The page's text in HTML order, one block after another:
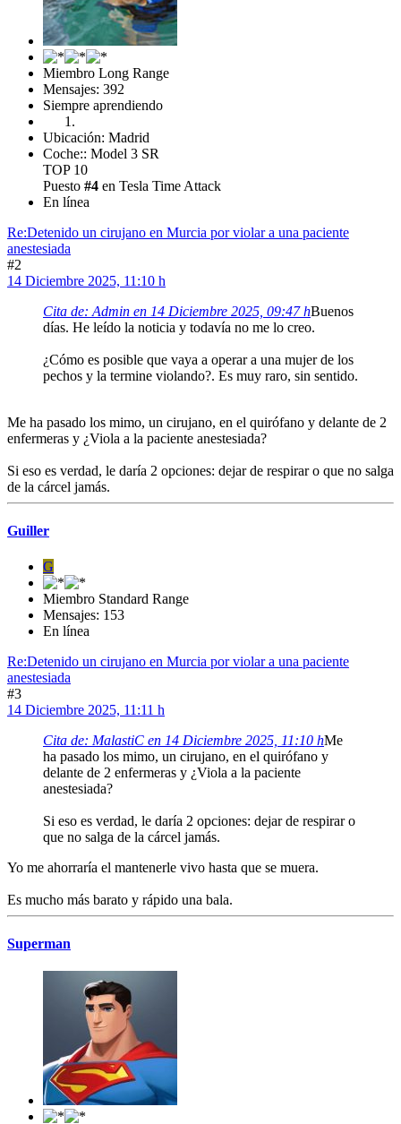
Miembro Long Range
Mensajes: 392
Siempre aprendiendo
Ubicación: Madrid
Coche:: Model 3 SR
TOP 10
Puesto #4 en Tesla Time Attack
En línea
Re:Detenido un cirujano en Murcia por violar a una paciente
anestesiada
#2
14 Diciembre 2025, 11:10 h
Cita de: Admin en 14 Diciembre 2025, 09:47 hBuenos
días. He leído la noticia y todavía no me lo creo.
¿Cómo es posible que vaya a operar a una mujer de los
pechos y la termine violando?. Es muy raro, sin sentido.
Me ha pasado los mimo, un cirujano, en el quirófano y delante de 2
enfermeras y ¿Viola a la paciente anestesiada?
Si eso es verdad, le daría 2 opciones: dejar de respirar o que no salga
de la cárcel jamás.
Guiller
G
Miembro Standard Range
Mensajes: 153
En línea
Re:Detenido un cirujano en Murcia por violar a una paciente
anestesiada
#3
14 Diciembre 2025, 11:11 h
Cita de: MalastiC en 14 Diciembre 2025, 11:10 hMe
ha pasado los mimo, un cirujano, en el quirófano y
delante de 2 enfermeras y ¿Viola a la paciente
anestesiada?
Si eso es verdad, le daría 2 opciones: dejar de respirar o
que no salga de la cárcel jamás.
Yo me ahorraría el mantenerle vivo hasta que se muera.
Es mucho más barato y rápido una bala.
Superman